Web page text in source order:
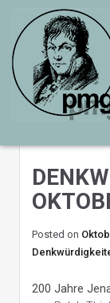
content
Posted on
200 Jahre